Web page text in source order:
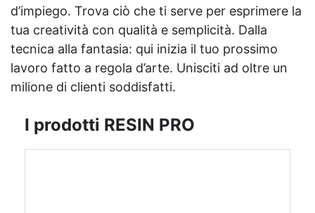
d’impiego. Trova ciò che ti serve per esprimere la
tua creatività con qualità e semplicità. Dalla
tecnica alla fantasia: qui inizia il tuo prossimo
lavoro fatto a regola d’arte. Unisciti ad oltre un
milione di clienti soddisfatti.
I prodotti RESIN PRO